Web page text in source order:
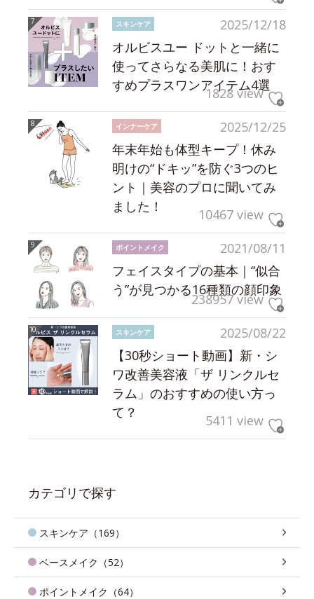
2025/12/18
スキンケア
オルビスユー ドットと一緒に
使ってさらなる美肌に！おす
すめプラスワンアイテム4選
1828 view
2025/12/25
インナーケア
年末年始も体型キープ！休み
明けの“ドキッ”を防ぐ3つのヒ
ント｜美容のプロに聞いてみ
ました！
10467 view
2021/08/11
ポイントメイク
フェイスタイプの基本｜“似合
う”が見つかる16種類の顔印象
238957 view
2025/08/22
スキンケア
【30秒ショート動画】新・シ
ワ改善美容液「ザ リンクルセ
ラム」のおすすめの使い方っ
て？
5411 view
カテゴリで探す
スキンケア（169）
ベースメイク（52）
ポイントメイク（64）